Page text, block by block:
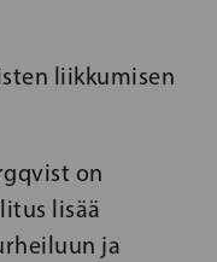
liikkumisen
on
lisää
ja